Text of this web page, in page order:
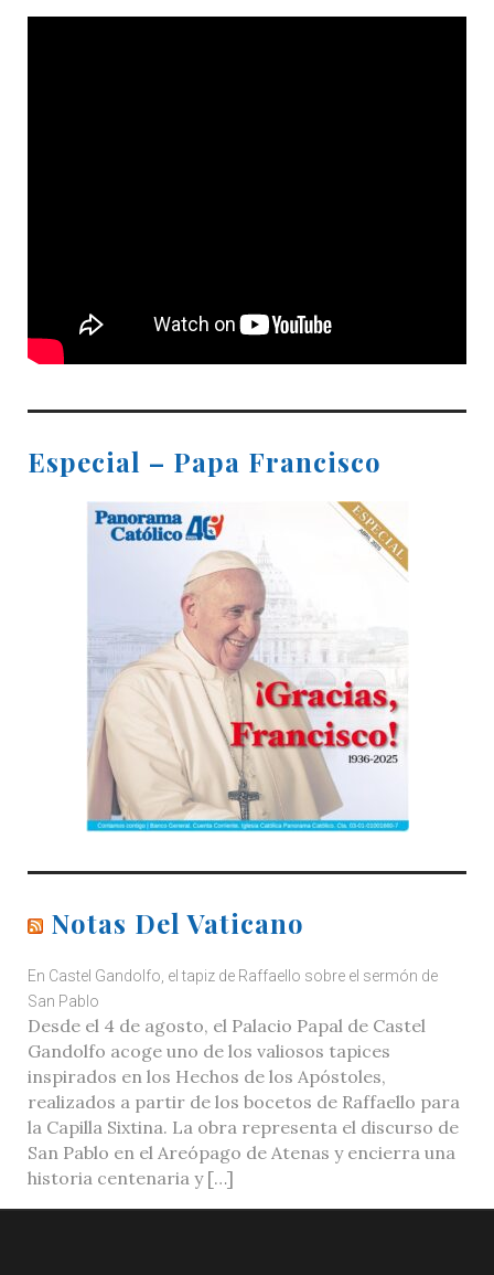
Especial – Papa Francisco
Notas Del Vaticano
En Castel Gandolfo, el tapiz de Raffaello sobre el sermón de
San Pablo
Desde el 4 de agosto, el Palacio Papal de Castel
Gandolfo acoge uno de los valiosos tapices
inspirados en los Hechos de los Apóstoles,
realizados a partir de los bocetos de Raffaello para
la Capilla Sixtina. La obra representa el discurso de
San Pablo en el Areópago de Atenas y encierra una
historia centenaria y […]